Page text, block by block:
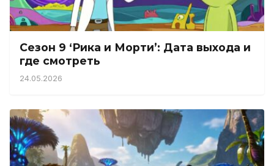
Сезон 9 ‘Рика и Морти’: Дата выхода и
где смотреть
24.05.2026